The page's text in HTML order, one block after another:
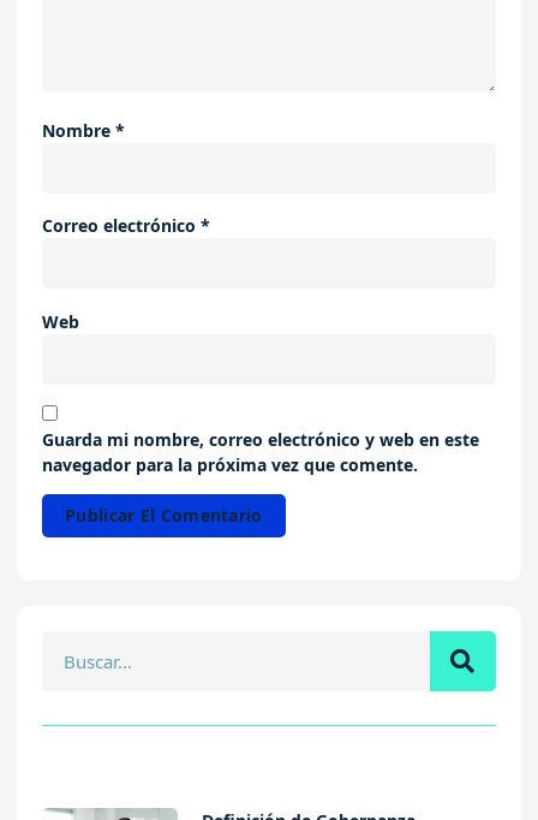
Nombre *
Correo electrónico *
Web
Guarda mi nombre, correo electrónico y web en este
navegador para la próxima vez que comente.